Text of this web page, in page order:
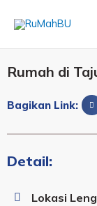
Rumah di
Bagikan Link:
Detail:
Lokasi